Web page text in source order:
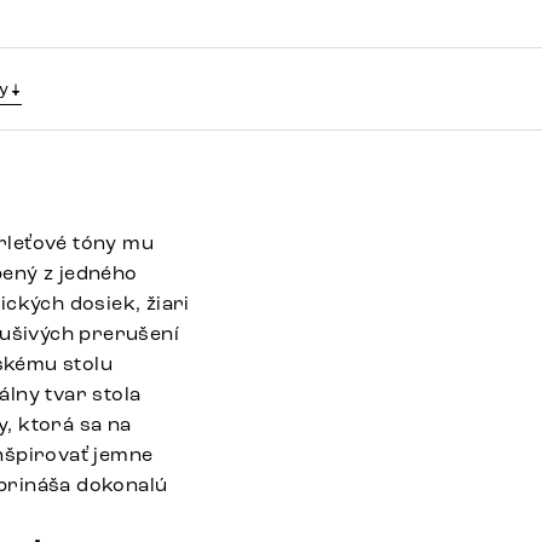
tóny mu
z jedného
dosiek, žiari
prerušení
stolu
tvar stola
ktorá sa na
jemne
dokonalú